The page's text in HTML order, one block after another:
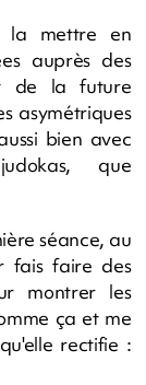
la mettre en
auprès des
de la future
asymétriques
bien avec
que
séance, au
fais faire des
montrer les
ça et me
rectifie :